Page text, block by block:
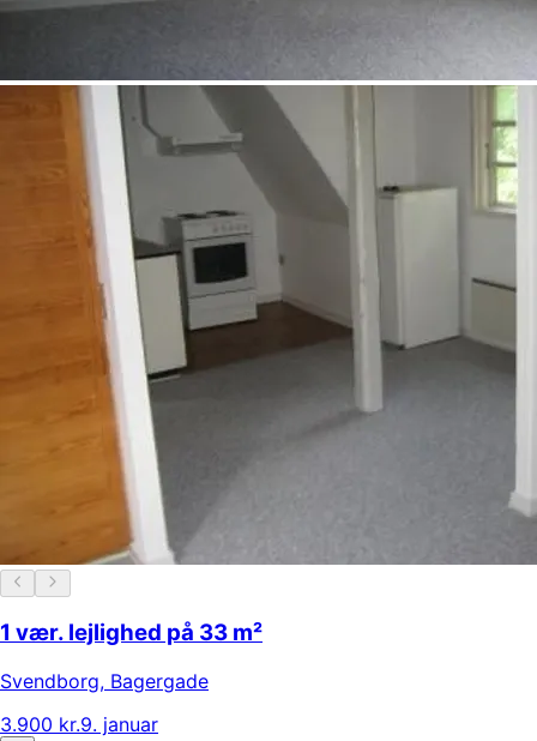
1 vær. lejlighed på 33 m²
Svendborg, Bagergade
3.900 kr.9. januar